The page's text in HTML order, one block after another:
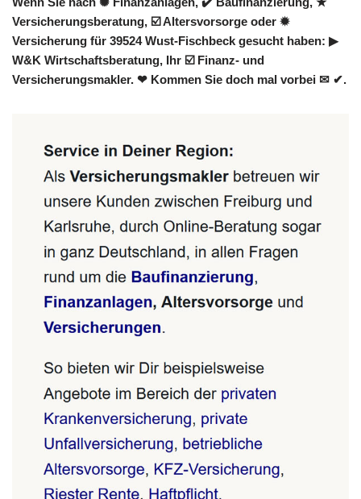
Versicherungsberatung, ☑️ Altersvorsorge oder ✹
Versicherung für 39524 Wust-Fischbeck gesucht haben: ▶︎
W&K Wirtschaftsberatung, Ihr ☑️ Finanz- und
Versicherungsmakler. ❤ Kommen Sie doch mal vorbei ✉ ✔.